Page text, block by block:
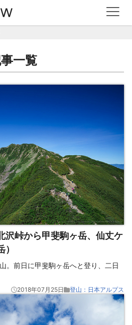
一覧
沢峠から甲斐駒ヶ岳、仙丈ケ
。前日に甲斐駒ヶ岳へと登り、二日
2018年07月25日 登山：日本アルプス